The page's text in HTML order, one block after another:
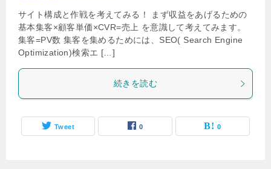
サイト構成と作戦を考えてみる！ まず収益をあげるための
基本集客×顧客単価×CVR=売上 を意識して考えてみます。
集客=PV数 集客を集めるためには、SEO( Search Engine
Optimization)検索エ […]
続きを読む
Tweet 0 0